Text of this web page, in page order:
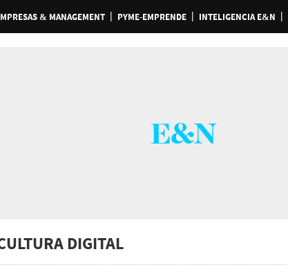
& MANAGEMENT PYME-EMPRENDE INTELIGENCIA E&N
DIGITAL